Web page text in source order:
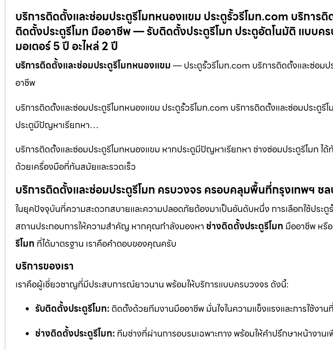
บริการติดตั้งและซ่อมประตูรีโมทหนองแขม ประตูรั้วรีโมท.com บริการติ
ติดตั้งประตูรีโมท มืออาชีพ — รับติดตั้งประตูรีโมท ประตูอัตโนมัติ แบบค
มอเตอร์ 5 ปี อะไหล่ 2 ปี
บริการติดตั้งและซ่อมประตูรีโมทหนองแขม— ประตูรั้วรีโมท.com บริการติดตั้งและซ่อมป
อาชีพ
บริการติดตั้งและซ่อมประตูรีโมทหนองแขม ประตูรั้วรีโมท.com บริการติดตั้งและซ่อมประตูรี
ประตูมีปัญหาเรียกหา…
บริการติดตั้งและซ่อมประตูรีโมทหนองแขม หากประตูมีปัญหาเรียกหา ช่างซ่อมประตูรีโมท ได้
ด้วยเครื่องมือที่ทันสมัยและรวดเร็ว
บริการติดตั้งและซ่อมประตูรีโมท ครบวงจร ครอบคลุมพื้นที่กรุงเทพฯ ชล
ในยุคปัจจุบันที่ความสะดวกสบายและความปลอดภัยต้องมาเป็นอันดับหนึ่ง การเลือกใช้ประตู
สถานประกอบการให้ความสำคัญ หากคุณกำลังมองหา ช่างติดตั้งประตูรีโมท มืออาชีพ หรื
รีโมท ที่ได้มาตรฐาน เราคือคำตอบของคุณครับ
บริการของเรา
เราคือผู้เชี่ยวชาญที่มีประสบการณ์ยาวนาน พร้อมให้บริการแบบครบวงจร ดังนี้:
รับติดตั้งประตูรีโมท: ติดตั้งด้วยทีมงานมืออาชีพ มั่นใจในความแข็งแรงและการใช้งาน
ช่างติดตั้งประตูรีโมท: ทีมช่างที่ผ่านการอบรมเฉพาะทาง พร้อมให้คำปรึกษาหน้างา